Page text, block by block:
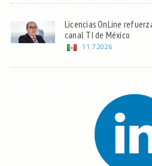
Licencias OnLine
canal TI de México
11.7.2026